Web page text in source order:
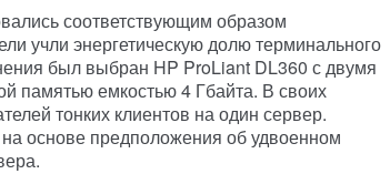
соответствующим образом
учли энергетическую долю терминального
был выбран HP ProLiant DL360 с двумя
памятью емкостью 4 Гбайта. В своих
тонких клиентов на один сервер.
основе предположения об удвоенном